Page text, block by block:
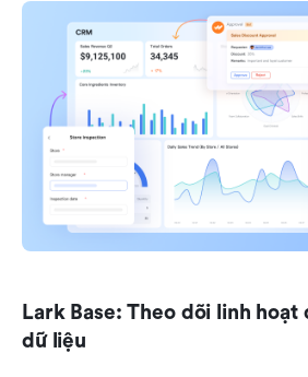
Lark Base: Theo dõi linh hoạt
dữ liệu